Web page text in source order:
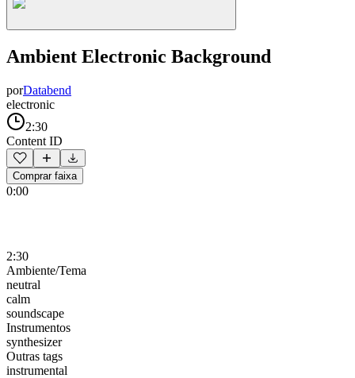
Ambient Electronic Background
porDatabend
electronic
2:30
Content ID
Comprar faixa
0:00
2:30
Ambiente/Tema
neutral
calm
soundscape
Instrumentos
synthesizer
Outras tags
instrumental